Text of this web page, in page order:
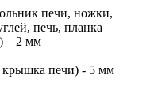
печи, ножки,
печь, планка
– 2 мм
крышка печи) - 5 мм